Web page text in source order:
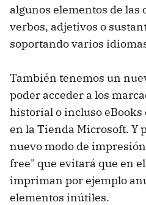
algunos elementos de las
verbos, adjetivos o
soportando varios
También tenemos un
poder acceder a los
historial o incluso
en la Tienda Microsoft. Y
nuevo modo de
free" que evitará que en
impriman por ejemplo
elementos inútiles.